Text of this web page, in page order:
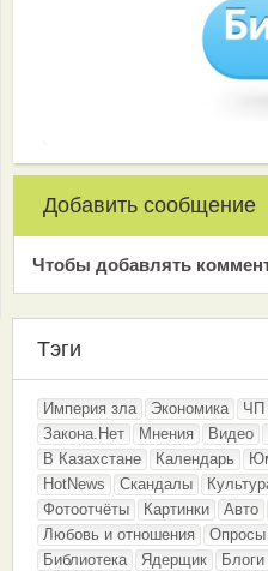
Добавить сообщение
Чтобы добавлять
Тэги
Империя зла Экономика ЧП
Закона.Нет
Мнения Видео
В Казахстане
Календарь
HotNews
Скандалы
Фотоотчёты
Картинки Авто
Любовь и отношения
Опросы
Библиотека
Ядерщик Блоги